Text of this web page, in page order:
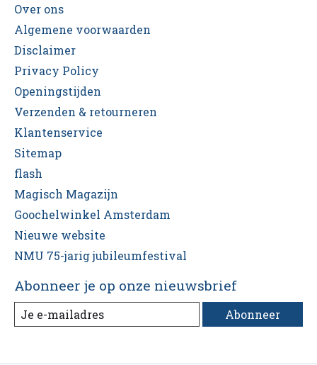
Over ons
Algemene voorwaarden
Disclaimer
Privacy Policy
Openingstijden
Verzenden & retourneren
Klantenservice
Sitemap
flash
Magisch Magazijn
Goochelwinkel Amsterdam
Nieuwe website
NMU 75-jarig jubileumfestival
Abonneer je op onze nieuwsbrief
Abonneer